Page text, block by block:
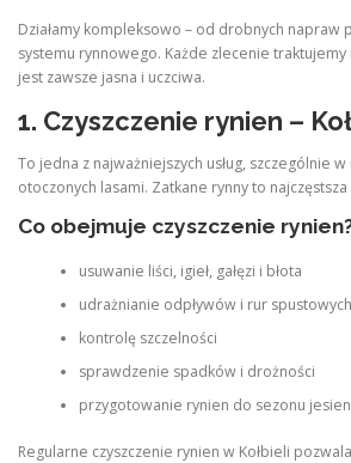
Działamy kompleksowo – od drobnych napraw
systemu rynnowego. Każde zlecenie
jest zawsze jasna i uczciwa.
1. Czyszczenie rynien –
To jedna z najważniejszych usług, szczególnie
otoczonych lasami. Zatkane rynny to
Co obejmuje czyszczenie
usuwanie liści, igieł, gałęzi i błota
udrażnianie odpływów i rur spustowych
kontrolę szczelności
sprawdzenie spadków i drożności
przygotowanie rynien do sezonu
Regularne czyszczenie rynien w Kołbieli